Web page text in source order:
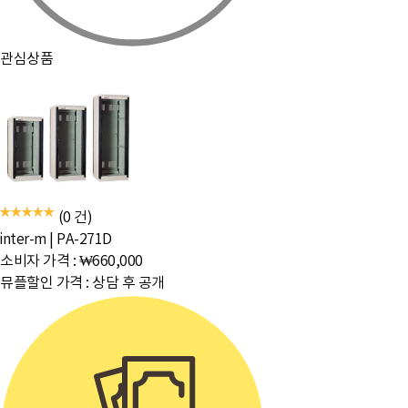
관심상품
(0 건)
inter-m
PA-271D
소비자 가격 : ₩660,000
뮤플할인 가격 : 상담 후 공개